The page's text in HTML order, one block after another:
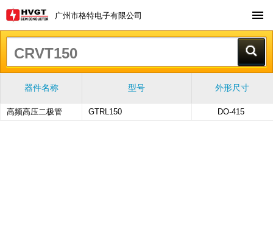
广州市格特电子有限公司
器件名称 型号 外形尺寸
高频高压二极管 GTRL150 DO-415